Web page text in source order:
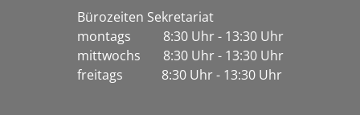
Bürozeiten Sekretariat
montags 8:30 Uhr - 13:30 Uhr
mittwochs 8:30 Uhr - 13:30 Uhr
freitags 8:30 Uhr - 13:30 Uhr